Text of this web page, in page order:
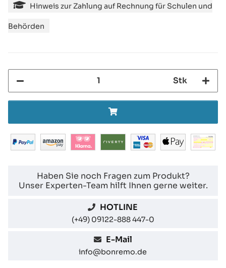
Hinweis zur Zahlung auf Rechnung für Schulen und
Behörden
Stk
Haben Sie noch Fragen zum Produkt?
Unser Experten-Team hilft Ihnen gerne weiter.
HOTLINE
(+49) 09122-888 447-0
E-Mail
info@bonremo.de